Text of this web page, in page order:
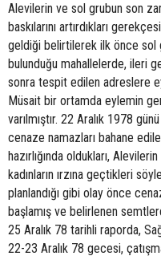
Alevilerin ve sol grubun son
baskılarını artırdıkları
geldiği belirtilerek ilk önce sol
bulunduğu mahallelerde, ileri
sonra tespit edilen adreslere
Müsait bir ortamda eylemin
varılmıştır. 22 Aralık 1978
cenaze namazları bahane
hazırlığında oldukları,
kadınların ırzına geçtikleri
planlandığı gibi olay önce
başlamış ve belirlenen
25 Aralık 78 tarihli raporda,
22-23 Aralık 78 gecesi,